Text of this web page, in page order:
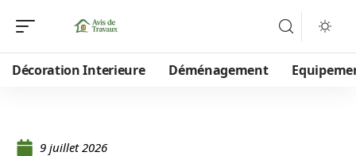
Décoration Interieure Déménagement
9 juillet 2026